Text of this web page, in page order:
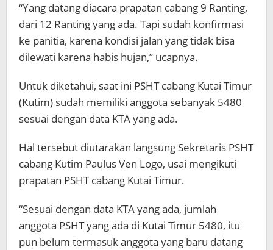
“Yang datang diacara prapatan cabang 9 Ranting,
dari 12 Ranting yang ada. Tapi sudah konfirmasi
ke panitia, karena kondisi jalan yang tidak bisa
dilewati karena habis hujan,” ucapnya.
Untuk diketahui, saat ini PSHT cabang Kutai Timur
(Kutim) sudah memiliki anggota sebanyak 5480
sesuai dengan data KTA yang ada.
Hal tersebut diutarakan langsung Sekretaris PSHT
cabang Kutim Paulus Ven Logo, usai mengikuti
prapatan PSHT cabang Kutai Timur.
“Sesuai dengan data KTA yang ada, jumlah
anggota PSHT yang ada di Kutai Timur 5480, itu
pun belum termasuk anggota yang baru datang